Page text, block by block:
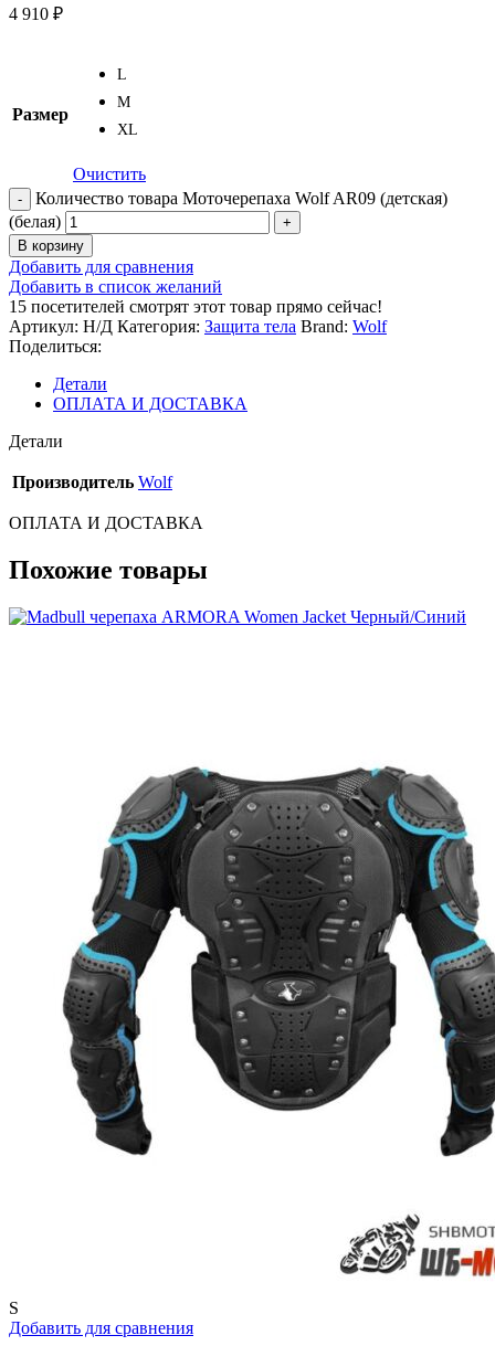
4 910 ₽
Размер
L
M
XL
Очистить
Количество товара Моточерепаха Wolf AR09 (детская)
(белая)
В корзину
Добавить для сравнения
Добавить в список желаний
15 посетителей смотрят этот товар прямо сейчас!
Артикул: Н/Д Категория: Защита тела Brand: Wolf
Поделиться:
Детали
ОПЛАТА И ДОСТАВКА
Детали
Производитель Wolf
ОПЛАТА И ДОСТАВКА
Похожие товары
S
Добавить для сравнения